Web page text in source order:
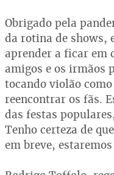
Obrigado pela
da rotina de shows,
aprender a ficar em
amigos e os irmãos
tocando violão
reencontrar os fãs.
das festas
Tenho certeza de
em breve,